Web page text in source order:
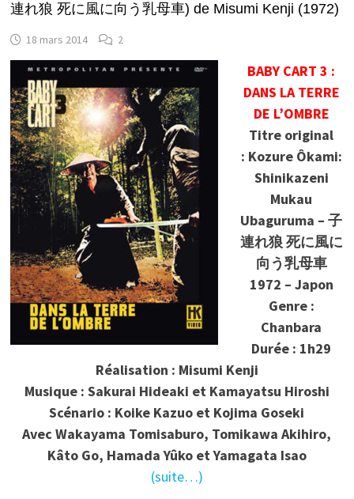
連れ狼 死に風に向う乳母車) de Misumi Kenji (1972)
18 mars 2014 2
BABY CART 3 :
DANS LA TERRE
DE L’OMBRE
Titre original
: Kozure Ôkami:
Shinikazeni
Mukau
Ubaguruma – 子
連れ狼 死に風に
向う乳母車
1972 – Japon
Genre :
Chanbara
Durée : 1h29
Réalisation : Misumi Kenji
Musique : Sakurai Hideaki et Kamayatsu Hiroshi
Scénario : Koike Kazuo et Kojima Goseki
Avec Wakayama Tomisaburo, Tomikawa Akihiro,
Kâto Go, Hamada Yûko et Yamagata Isao
(suite…)